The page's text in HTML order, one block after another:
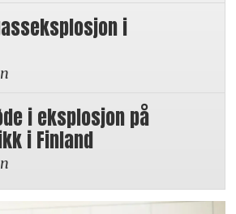
i
i eksplosjon på
i Finland